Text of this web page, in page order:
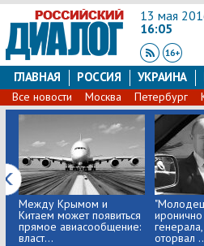
13 мая
16:05
ГЛАВНАЯ РОССИЯ УКРАИНА
Все новости Москва Петербург
Между Крымом и
Китаем может появиться
прямое авиасообщение:
власт... оторвал